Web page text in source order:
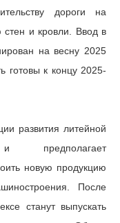
дороги на
стен и кровли. Ввод в
на весну 2025
готовы к концу 2025-
развития литейной
предполагает
новую продукцию
После
станут выпускать